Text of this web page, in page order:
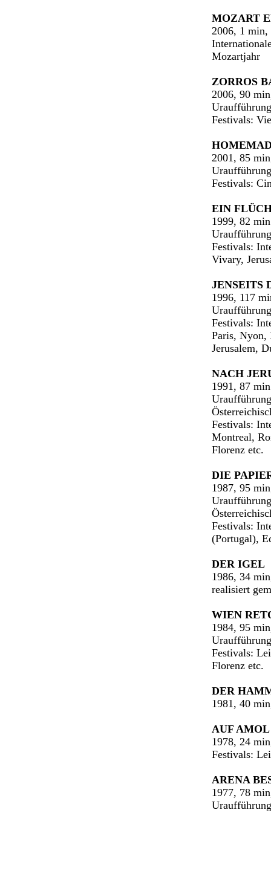
MOZART
2006, 1
Mozartjahr
ZORROS
2006, 90
Festivals:
2001, 85
Festivals:
EIN
1999, 82 min
Festivals:
Vivary,
JENSEITS
1996, 117
Festivals:
Paris, Nyon,
Jerusalem,
NACH
1991, 87 min
Festivals:
Montreal,
Florenz etc.
DIE
1987, 95
Festivals:
(Portugal),
DER IGEL
1986, 34
realisiert
WIEN
1984, 95
Festivals:
Florenz etc.
DER
1981, 40
AUF
1978, 24
Festivals:
ARENA
1977, 78